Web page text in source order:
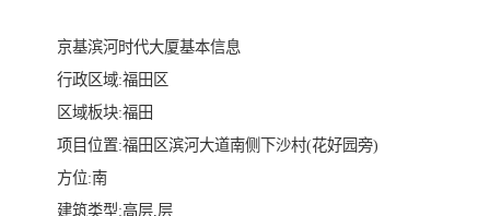
京基滨河时代大厦基本信息
行政区域:福田区
区域板块:福田
项目位置:福田区滨河大道南侧下沙村(花好园旁)
方位:南
建筑类型:高层,层